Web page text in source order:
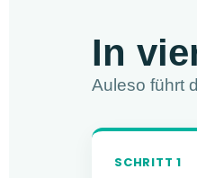
In
Auleso führt
SCHRITT 1